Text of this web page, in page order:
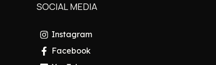
SOCIAL MEDIA
Instagram
Facebook